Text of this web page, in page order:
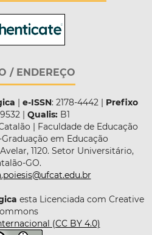
/ ENDEREÇO
e-ISSN: 2178-4442 | Prefixo
| Qualis:B1
| Faculdade de Educação
em Educação
1120. Setor Universitário,
GO.
esta Licenciada com Creative
(CC BY 4.0)